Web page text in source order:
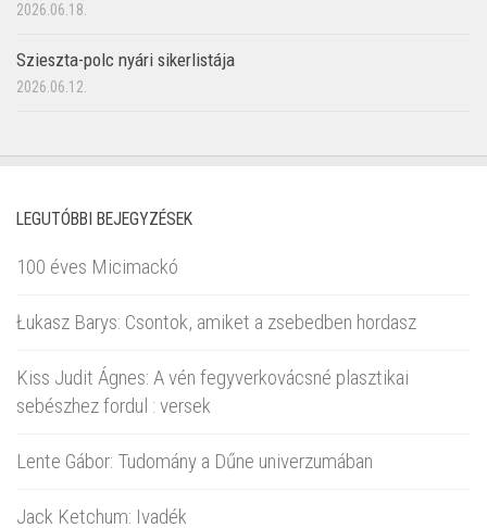
2026.06.18.
Szieszta-polc nyári sikerlistája
2026.06.12.
LEGUTÓBBI BEJEGYZÉSEK
100 éves Micimackó
Łukasz Barys: Csontok, amiket a zsebedben hordasz
Kiss Judit Ágnes: A vén fegyverkovácsné plasztikai
sebészhez fordul : versek
Lente Gábor: Tudomány a Dűne univerzumában
Jack Ketchum: Ivadék